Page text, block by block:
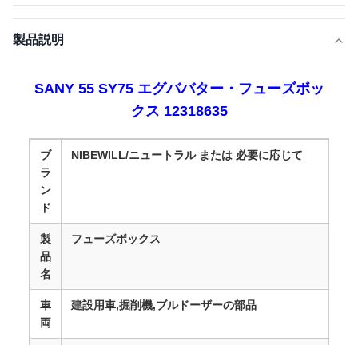
製品説明
SANY 55 SY75 エグババター・フューズボッ
クス 12318635
ブ
ラ
ン
ド
NIBEWILL/ニュートラル または 必要に応じて
製
品
名
フューズボックス
車
両
建設用車,掘削機,ブルドーザーの部品